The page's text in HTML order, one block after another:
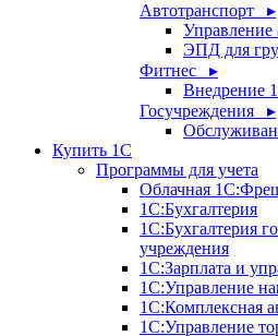
Автотранспорт ▸
Управление
ЭПД для
Фитнес ▸
Внедрение
Госучреждения ▸
Купить 1С
Программы для учета
Облачная
1С:Бухгалтерия
1С:Бухгалтерия
учреждения
1С:Зарплата и
1С:Управление
1С:Комплексная
1С:Управление